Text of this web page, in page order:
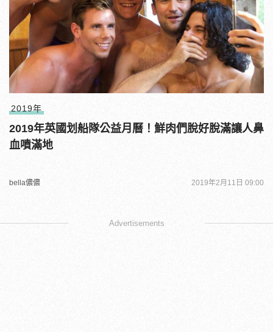
2019年
2019年英國划船隊公益月曆！鮮肉們脫好脫滿讓人鼻
血噴滿地
bella儂儂 2019年2月11日 09:00
Advertisements